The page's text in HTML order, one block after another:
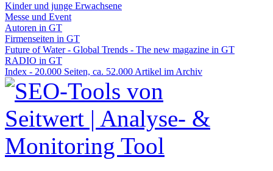
Kinder und junge Erwachsene
Messe und Event
Autoren in GT
Firmenseiten in GT
Future of Water - Global Trends - The new magazine in GT
RADIO in GT
Index - 20.000 Seiten, ca. 52.000 Artikel im Archiv